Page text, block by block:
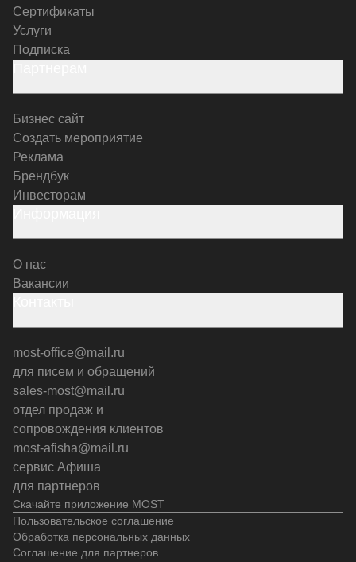
Скачайте приложение MOST
Сертификаты
Услуги
Подписка
Бизнес сайт
Создать мероприятие
Реклама
Брендбук
Инвесторам
О нас
Вакансии
most-office@mail.ru
для писем и обращений
sales-most@mail.ru
отдел продаж и
сопровождения клиентов
most-afisha@mail.ru
сервис Афиша
для партнеров
Пользовательское соглашение
Обработка персональных данных
Соглашение для партнеров